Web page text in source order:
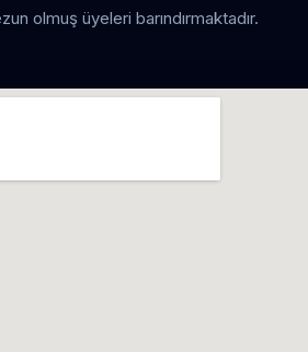
olmuş üyeleri barındırmaktadır.